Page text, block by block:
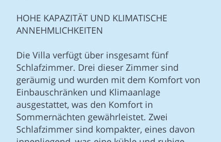
HOHE KAPAZITÄT UND KLIMATISCHE
ANNEHMLICHKEITEN
Die Villa verfügt über insgesamt fünf
Schlafzimmer. Drei dieser Zimmer sind
geräumig und wurden mit dem Komfort von
Einbauschränken und Klimaanlage
ausgestattet, was den Komfort in
Sommernächten gewährleistet. Zwei
Schlafzimmer sind kompakter, eines davon